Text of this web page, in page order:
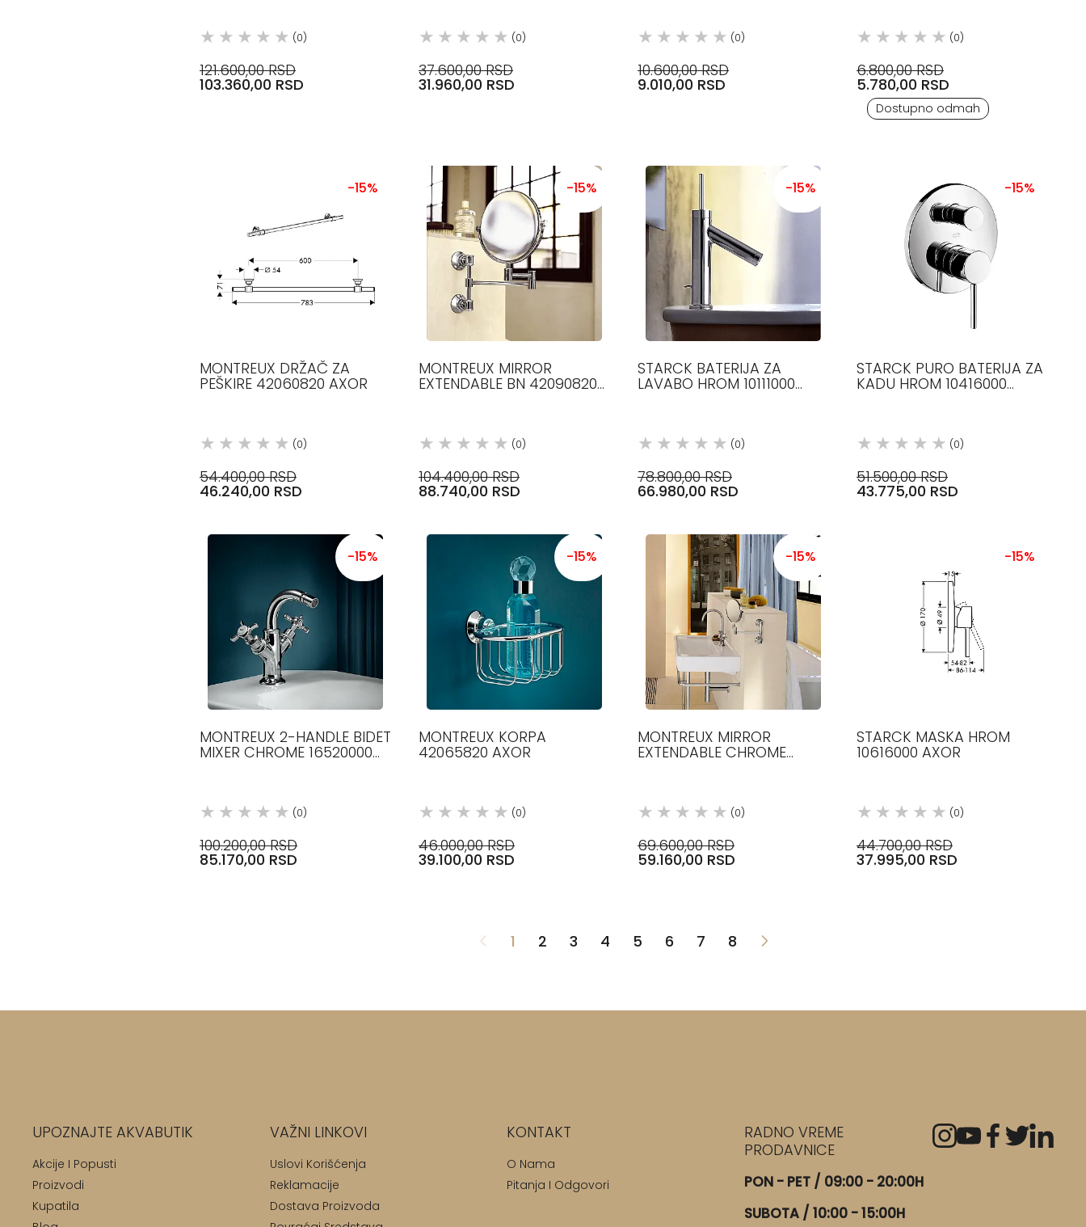
(0)
121.600,00 RSD
103.360,00 RSD
(0)
37.600,00 RSD
31.960,00 RSD
(0)
10.600,00 RSD
9.010,00 RSD
(0)
6.800,00 RSD
5.780,00 RSD
Dostupno odmah
-15%
MONTREUX DRŽAČ ZA
PEŠKIRE 42060820 AXOR
(0)
54.400,00 RSD
46.240,00 RSD
-15%
MONTREUX MIRROR
EXTENDABLE BN 42090820
(0)
104.400,00 RSD
88.740,00 RSD
-15%
STARCK BATERIJA ZA
LAVABO HROM 10111000
(0)
78.800,00 RSD
66.980,00 RSD
-15%
STARCK PURO BATERIJA ZA
KADU HROM 10416000
(0)
51.500,00 RSD
43.775,00 RSD
-15%
MONTREUX 2-HANDLE BIDET
MIXER CHROME 16520000
(0)
100.200,00 RSD
85.170,00 RSD
-15%
MONTREUX KORPA
42065820 AXOR
(0)
46.000,00 RSD
39.100,00 RSD
-15%
MONTREUX MIRROR
EXTENDABLE CHROME
(0)
69.600,00 RSD
59.160,00 RSD
-15%
STARCK MASKA HROM
10616000 AXOR
(0)
44.700,00 RSD
37.995,00 RSD
1 2 3 4 5 6 7 8
UPOZNAJTE AKVABUTIK
Akcije I Popusti
Proizvodi
Kupatila
VAŽNI LINKOVI
Uslovi Korišćenja
Reklamacije
Dostava Proizvoda
KONTAKT
O Nama
Pitanja I Odgovori
RADNO VREME
PRODAVNICE
PON - PET / 09:00 - 20:00H
SUBOTA / 10:00 - 15:00H